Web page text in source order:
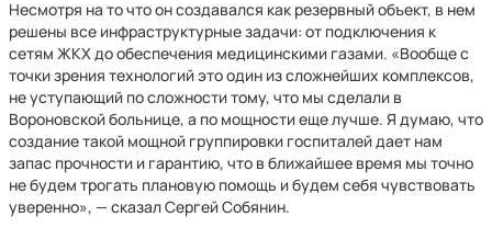
Несмотря на то что он создавался как резервный объект, в нем
решены все инфраструктурные задачи: от подключения к
сетям ЖКХ до обеспечения медицинскими газами. «Вообще с
точки зрения технологий это один из сложнейших комплексов,
не уступающий по сложности тому, что мы сделали в
Вороновской больнице, а по мощности еще лучше. Я думаю, что
создание такой мощной группировки госпиталей дает нам
запас прочности и гарантию, что в ближайшее время мы точно
не будем трогать плановую помощь и будем себя чувствовать
уверенно», — сказал Сергей Собянин.